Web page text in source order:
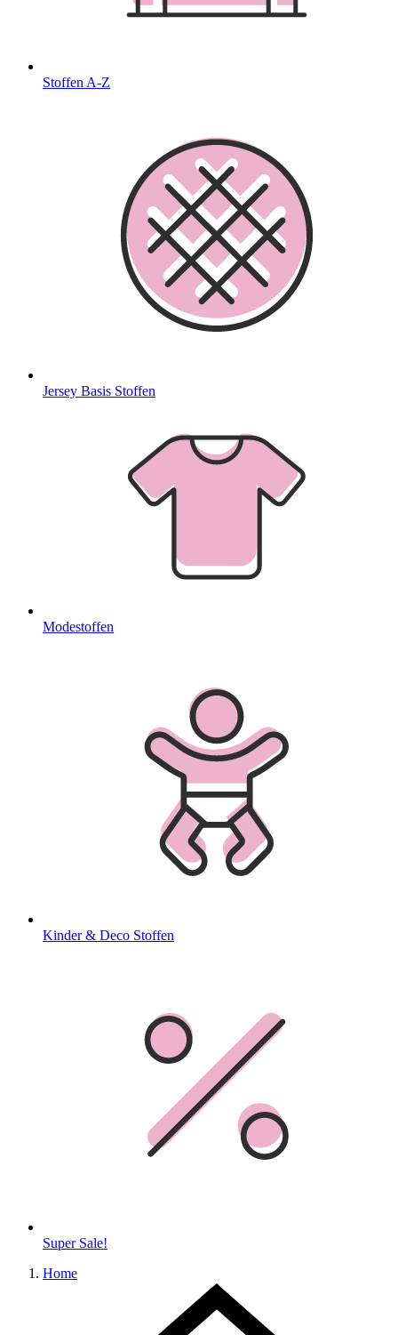
Stoffen A-Z
Jersey Basis Stoffen
Modestoffen
Kinder & Deco Stoffen
Super Sale!
Home